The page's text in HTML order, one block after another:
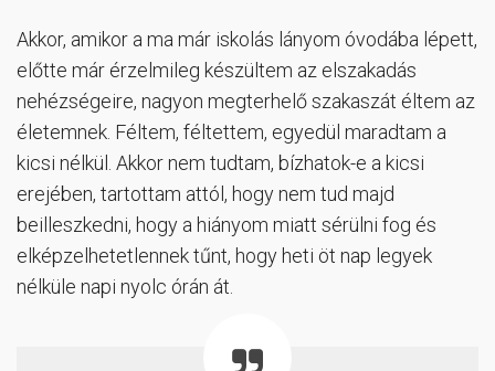
Akkor, amikor a ma már iskolás lányom óvodába lépett,
előtte már érzelmileg készültem az elszakadás
nehézségeire, nagyon megterhelő szakaszát éltem az
életemnek. Féltem, féltettem, egyedül maradtam a
kicsi nélkül. Akkor nem tudtam, bízhatok-e a kicsi
erejében, tartottam attól, hogy nem tud majd
beilleszkedni, hogy a hiányom miatt sérülni fog és
elképzelhetetlennek tűnt, hogy heti öt nap legyek
nélküle napi nyolc órán át.